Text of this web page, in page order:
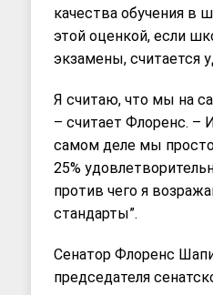
качества обучения в
этой оценкой, если
экзамены, считается
Я считаю, что мы на
– считает Флоренс. –
самом деле мы
25%
против чего я
стандарты”.
Сенатор Флоренс
председателя